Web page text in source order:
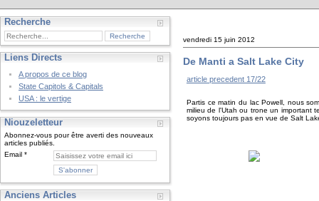
Recherche
Liens Directs
A propos de ce blog
State Capitols & Capitals
USA : le vertige
Niouzeletteur
Abonnez-vous pour être averti des nouveaux
articles publiés.
Email
Anciens Articles
vendredi 15 juin 2012
De Manti a Salt Lake City
article precedent 17/22
Partis ce matin du lac Powell, nous
milieu de l'Utah ou trone un important
soyons toujours pas en vue de Salt